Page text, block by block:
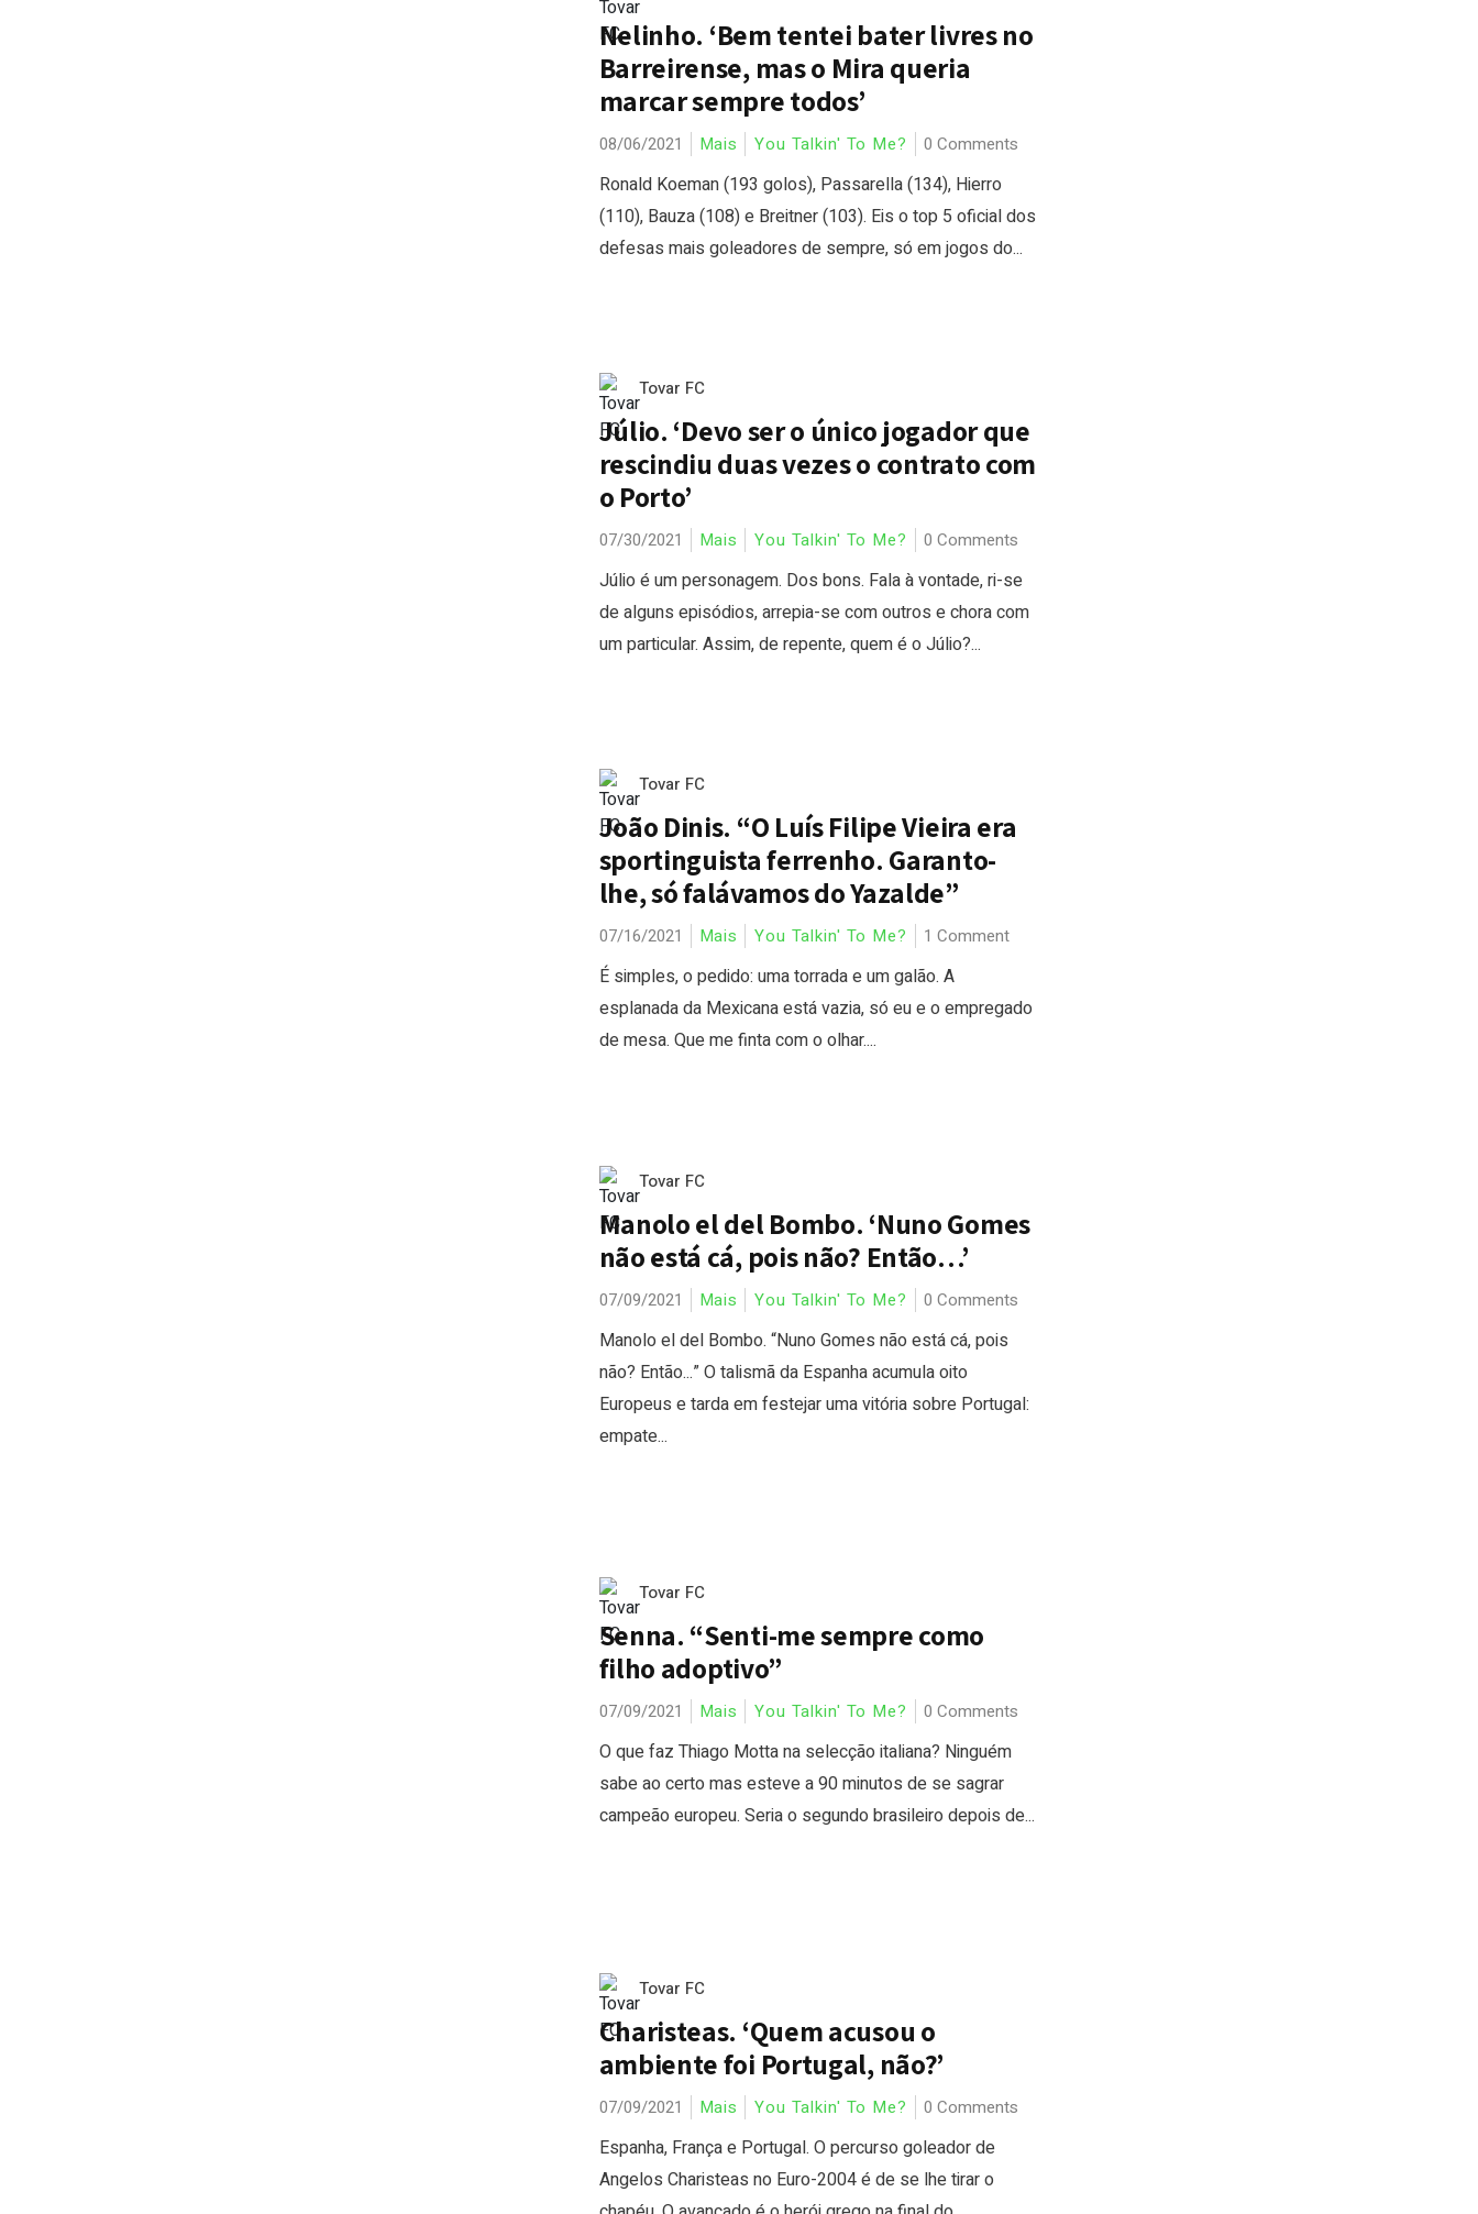
Nelinho. ‘Bem tentei bater livres no
Barreirense, mas o Mira queria
marcar sempre todos’
08/06/2021 Mais You Talkin' To Me? 0 Comments
Ronald Koeman (193 golos), Passarella (134), Hierro
(110), Bauza (108) e Breitner (103). Eis o top 5 oficial dos
defesas mais goleadores de sempre, só em jogos do...
Tovar FC
Júlio. ‘Devo ser o único jogador que
rescindiu duas vezes o contrato com
o Porto’
07/30/2021 Mais You Talkin' To Me? 0 Comments
Júlio é um personagem. Dos bons. Fala à vontade, ri-se
de alguns episódios, arrepia-se com outros e chora com
um particular. Assim, de repente, quem é o Júlio?...
Tovar FC
João Dinis. “O Luís Filipe Vieira era
sportinguista ferrenho. Garanto-
lhe, só falávamos do Yazalde”
07/16/2021 Mais You Talkin' To Me? 1 Comment
É simples, o pedido: uma torrada e um galão. A
esplanada da Mexicana está vazia, só eu e o empregado
de mesa. Que me finta com o olhar....
Tovar FC
Manolo el del Bombo. ‘Nuno Gomes
não está cá, pois não? Então…’
07/09/2021 Mais You Talkin' To Me? 0 Comments
Manolo el del Bombo. “Nuno Gomes não está cá, pois
não? Então...” O talismã da Espanha acumula oito
Europeus e tarda em festejar uma vitória sobre Portugal:
empate...
Tovar FC
Senna. “Senti-me sempre como
filho adoptivo”
07/09/2021 Mais You Talkin' To Me? 0 Comments
O que faz Thiago Motta na selecção italiana? Ninguém
sabe ao certo mas esteve a 90 minutos de se sagrar
campeão europeu. Seria o segundo brasileiro depois de...
Tovar FC
Charisteas. ‘Quem acusou o
ambiente foi Portugal, não?’
07/09/2021 Mais You Talkin' To Me? 0 Comments
Espanha, França e Portugal. O percurso goleador de
Angelos Charisteas no Euro-2004 é de se lhe tirar o